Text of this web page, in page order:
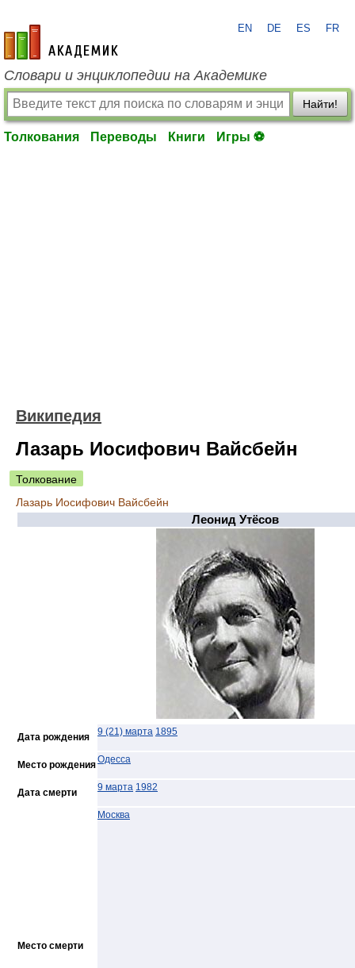
academic.ru
EN DE ES FR
Словари и энциклопедии на Академике
Найти!
Толкования Переводы Книги Игры ⚽
Википедия
Лазарь Иосифович Вайсбейн
Толкование
Лазарь Иосифович Вайсбейн
Леонид Утёсов
Дата рождения 9 (21) марта 1895
Место рожденияОдесса
Дата смерти 9 марта 1982
Место смерти
Москва